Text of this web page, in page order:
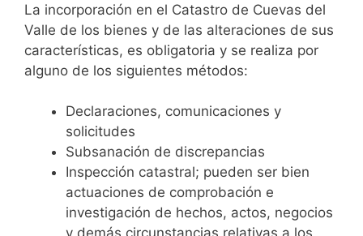
La incorporación en el Catastro de Cuevas del
Valle de los bienes y de las alteraciones de sus
características, es obligatoria y se realiza por
alguno de los siguientes métodos:
Declaraciones, comunicaciones y
solicitudes
Subsanación de discrepancias
Inspección catastral; pueden ser bien
actuaciones de comprobación e
investigación de hechos, actos, negocios